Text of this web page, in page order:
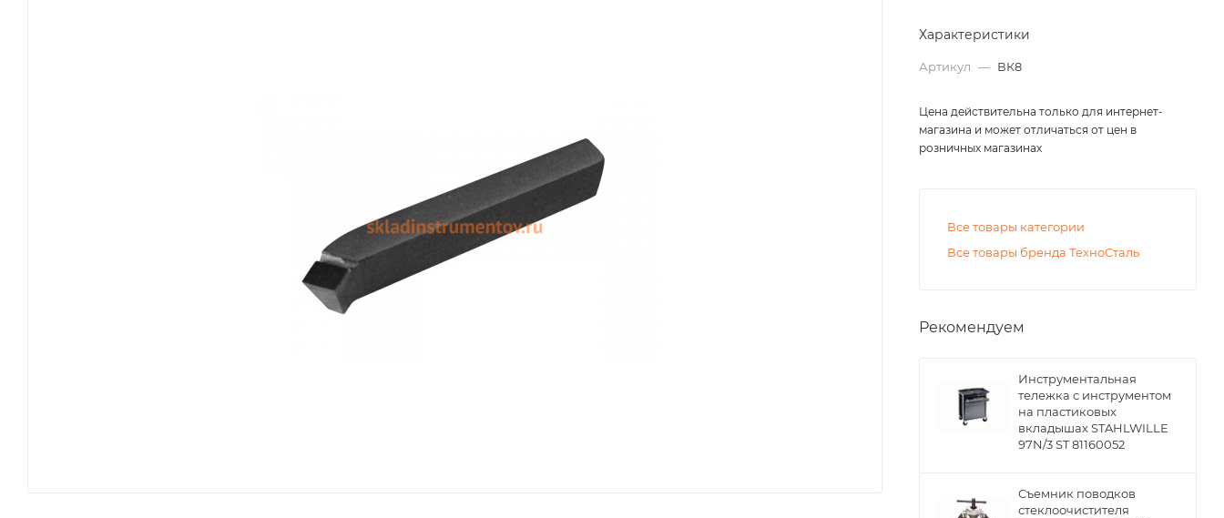
Характеристики
Артикул — ВК8
Цена действительна только для интернет-
магазина и может отличаться от цен в
розничных магазинах
Все товары категории
Все товары бренда ТехноСталь
Рекомендуем
Инструментальная
тележка с инструментом
на пластиковых
вкладышах STAHLWILLE
97N/3 ST 81160052
Съемник поводков
стеклоочистителя